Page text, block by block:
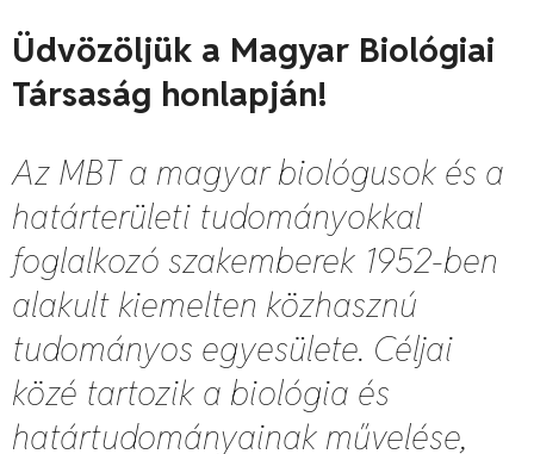
Üdvözöljük a Magyar Biológiai
Társaság honlapján!
Az MBT a magyar biológusok és a
határterületi tudományokkal
foglalkozó szakemberek 1952-ben
alakult kiemelten közhasznú
tudományos egyesülete. Céljai
közé tartozik a biológia és
határtudományainak művelése,